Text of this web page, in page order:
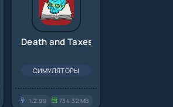
Death and Taxes
СИМУЛЯТОРЫ
1.2.99 734.32 MB